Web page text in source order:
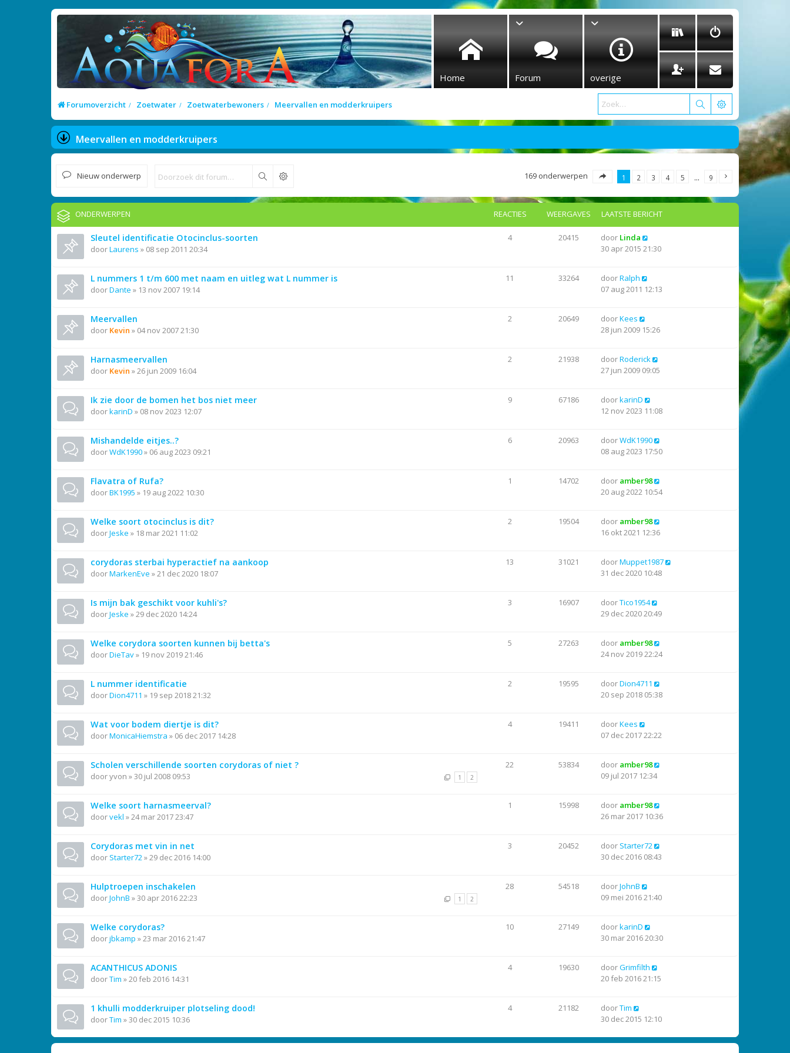
Home Forum overige
Forumoverzicht Zoetwater Zoetwaterbewoners Meervallen en modderkruipers
Meervallen en modderkruipers
Nieuw onderwerp Zoek 169 onderwerpen 1 2 3 4 5 … 9
ONDERWERPEN REACTIES WEERGAVES LAATSTE BERICHT
Sleutel identificatie Otocinclus-soorten
doorLaurens » 08 sep 2011 20:34
4 20415 door Linda
30 apr 2015 21:30
L nummers 1 t/m 600 met naam en uitleg wat L nummer is
doorDante » 13 nov 2007 19:14
11 33264 doorRalph
07 aug 2011 12:13
Meervallen
door Kevin » 04 nov 2007 21:30
2 20649 doorKees
28 jun 2009 15:26
Harnasmeervallen
door Kevin »26 jun 2009 16:04
2 21938 doorRoderick
27 jun 2009 09:05
Ik zie door de bomen het bos niet meer
doorkarinD » 08 nov 2023 12:07
9 67186 doorkarinD
12 nov 2023 11:08
Mishandelde eitjes..?
doorWdK1990» 06 aug 2023 09:21
6 20963 doorWdK1990
08 aug 2023 17:50
Flavatra of Rufa?
doorBK1995 » 19 aug 2022 10:30
1 14702 door amber98
20 aug 2022 10:54
Welke soort otocinclus is dit?
doorJeske » 18 mar 2021 11:02
2 19504 door amber98
16 okt 2021 12:36
corydoras sterbai hyperactief na aankoop
doorMarkenEve »21 dec 2020 18:07
13 31021 doorMuppet1987
31 dec 2020 10:48
Is mijn bak geschikt voor kuhli's?
doorJeske »29 dec 2020 14:24
3 16907 doorTico1954
29 dec 2020 20:49
Welke corydora soorten kunnen bij betta's
doorDieTav» 19 nov 2019 21:46
5 27263 door amber98
24 nov 2019 22:24
L nummer identificatie
doorDion4711 » 19 sep 2018 21:32
2 19595 doorDion4711
20 sep 2018 05:38
Wat voor bodem diertje is dit?
doorMonicaHiemstra » 06 dec 2017 14:28
4 19411 doorKees
07 dec 2017 22:22
Scholen verschillende soorten corydoras of niet ?
dooryvon »30 jul 2008 09:53 1 2
22 53834 door amber98
09 jul 2017 12:34
Welke soort harnasmeerval?
doorvekl »24 mar 2017 23:47
1 15998 door amber98
26 mar 2017 10:36
Corydoras met vin in net
door Starter72»29 dec 2016 14:00
3 20452 door Starter72
30 dec 2016 08:43
Hulptroepen inschakelen
doorJohnB »30 apr 2016 22:23 1 2
28 54518 doorJohnB
09 mei 2016 21:40
Welke corydoras?
doorjbkamp »23 mar 2016 21:47
10 27149 doorkarinD
30 mar 2016 20:30
ACANTHICUS ADONIS
doorTim »20 feb 2016 14:31
4 19630 doorGrimfilth
20 feb 2016 21:15
1 khulli modderkruiper plotseling dood!
doorTim »30 dec 2015 10:36
4 21182 doorTim
30 dec 2015 12:10